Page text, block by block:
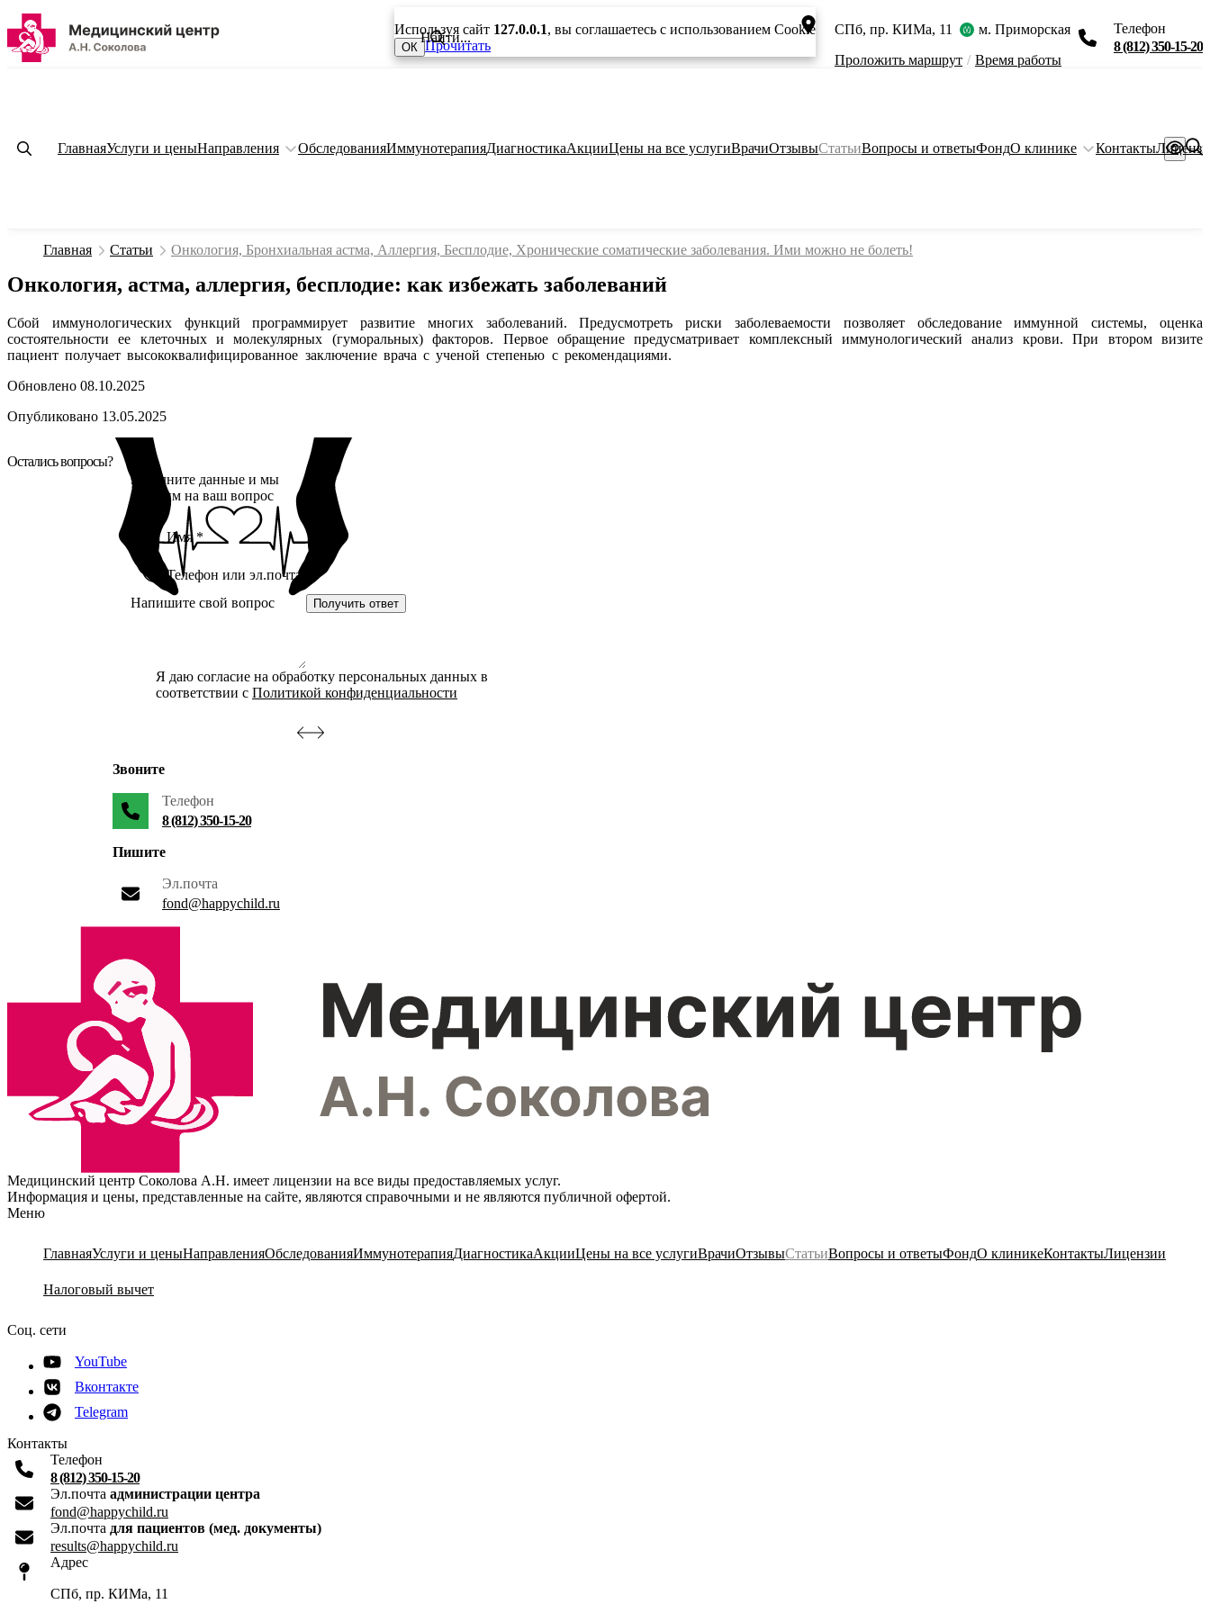
Используя сайт 127.0.0.1, вы соглашаетесь с использованием Cookie
ОК Прочитать
СПб, пр. КИМа, 11
м. Приморская
Проложить маршрут / Время работы
Телефон
8 (812) 350-15-20
ГлавнаяУслуги и ценыНаправления ОбследованияИммунотерапияДиагностикаАкцииЦены на все услугиВрачиОтзывыСтатьиВопросы и ответыФондО клинике Контакты
Главная Статьи Онкология, Бронхиальная астма, Аллергия, Бесплодие, Хронические соматические заболевания. Ими можно не болеть!
Онкология, астма, аллергия, бесплодие: как избежать заболеваний
Сбой иммунологических функций программирует развитие многих заболеваний. Предусмотреть риски заболеваемости позволяет обследование иммунной системы, оценка
состоятельности ее клеточных и молекулярных (гуморальных) факторов. Первое обращение предусматривает комплексный иммунологический анализ крови. При втором визите
пациент получает высококвалифицированное заключение врача с ученой степенью с рекомендациями.
Обновлено 08.10.2025
Опубликовано 13.05.2025
Остались вопросы?
Заполните данные и мы
ответим на ваш вопрос
Получить ответ
Я даю согласие на обработку персональных данных в
соответствии с Политикой конфиденциальности
Звоните
Телефон
8 (812) 350-15-20
Пишите
Эл.почта
fond@happychild.ru
Медицинский центр Соколова А.Н. имеет лицензии на все виды предоставляемых услуг.
Информация и цены, представленные на сайте, являются справочными и не являются публичной офертой.
Меню
ГлавнаяУслуги и ценыНаправленияОбследованияИммунотерапияДиагностикаАкцииЦены на все услугиВрачиОтзывыСтатьиВопросы и ответыФондО клиникеКонтактыЛицензии
Налоговый вычет
Соц. сети
YouTube
Вконтакте
Telegram
Контакты
Телефон
8 (812) 350-15-20
Эл.почта администрации центра
fond@happychild.ru
Эл.почта для пациентов (мед. документы)
results@happychild.ru
Адрес
СПб, пр. КИМа, 11